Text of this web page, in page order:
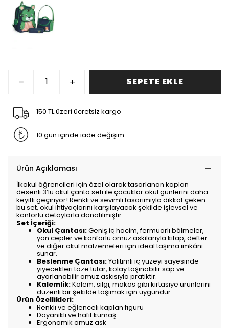
SEPETE EKLE
150 TL üzeri ücretsiz kargo
10 gün içinde iade değişim
Ürün Açıklaması
İlkokul öğrencileri için özel olarak tasarlanan kaplan
desenli 3’lü okul çanta seti ile çocuklar okul günlerini daha
keyifli geçiriyor! Renkli ve sevimli tasarımıyla dikkat çeken
bu set, okul ihtiyaçlarını karşılayacak şekilde işlevsel ve
konforlu detaylarla donatılmıştır.
Set İçeriği:
Okul Çantası:Geniş iç hacim, fermuarlı bölmeler,
yan cepler ve konforlu omuz askılarıyla kitap, defter
ve diğer okul malzemeleri için ideal taşıma imkânı
sunar.
Beslenme Çantası:Yalıtımlı iç yüzeyi sayesinde
yiyecekleri taze tutar, kolay taşınabilir sap ve
ayarlanabilir omuz askısıyla pratiktir.
Kalemlik:Kalem, silgi, makas gibi kırtasiye ürünlerini
düzenli bir şekilde taşımak için uygundur.
Ürün Özellikleri:
Renkli ve eğlenceli kaplan figürü
Dayanıklı ve hafif kumaş
Ergonomik omuz ask